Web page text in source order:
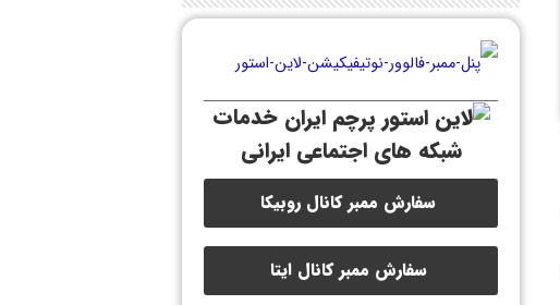
خدمات
شبکه های اجتماعی ایرانی
سفارش ممبر کانال روبیکا
سفارش ممبر کانال ایتا